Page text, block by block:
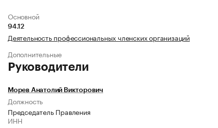
Основной
94.12
Деятельность профессиональных членских организаций
Дополнительные
Руководители
Морев Анатолий Викторович
Должность
Председатель Правления
ИНН